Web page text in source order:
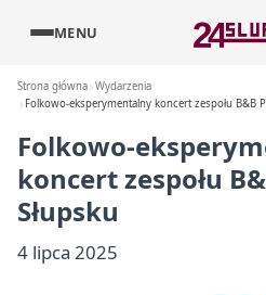
MENU
Strona główna Wydarzenia
Folkowo-eksperymentalny koncert zespołu B&B
Folkowo-
koncert zespołu
Słupsku
4 lipca 2025